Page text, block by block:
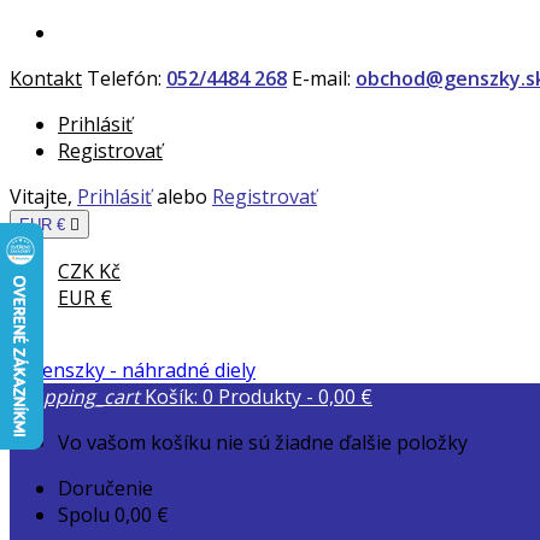
Kontakt Telefón: 052/4484 268 E-mail:
Prihlásiť
Registrovať
Vitajte, Prihlásiťalebo Registrovať
EUR € 
CZK Kč
EUR €
shopping_cart Košík: 0 Produkty - 0,00 €
Vo vašom košíku nie sú žiadne ďalšie položky
Doručenie
Spolu 0,00 €